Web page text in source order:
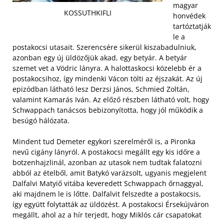
KOSSUTHKIFLI
magyar
honvédek
tartóztatják
le a
postakocsi utasait. Szerencsére sikerül kiszabadulniuk,
azonban egy új üldözőjük akad, egy betyár. A betyár
szemet vet a Vödric lányra. A halottaskocsi közelebb ér a
postakocsihoz, így mindenki Vácon tölti az éjszakát. Az új
epizódban látható lesz Derzsi János, Schmied Zoltán,
valamint Kamarás Iván. Az előző részben látható volt, hogy
Schwappach tanácsos bebizonyította, hogy jól működik a
besúgó hálózata.
Mindent tud Demeter egykori szerelméről is, a Pironka
nevű cigány lányról. A postakocsi megállt egy kis időre a
botzenhajzlinál, azonban az utasok nem tudtak falatozni
abból az ételből, amit Batykó varázsolt, ugyanis megjelent
Dalfalvi Matyiő vitába keveredett Schwappach őrnaggyal,
aki majdnem le is lőtte. Dalfalvit felszedte a postakocsis,
így együtt folytatták az üldözést. A postakocsi Érsekújváron
megállt, ahol az a hír terjedt, hogy Miklós cár csapatokat